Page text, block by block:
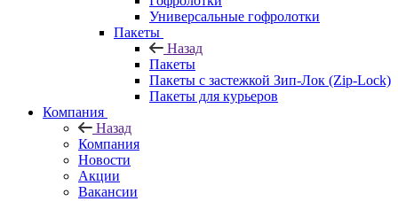
Универсальные гофролотки
Пакеты
Назад
Пакеты
Пакеты с застежкой Зип-Лок (Zip-Lock)
Пакеты для курьеров
Компания
Назад
Компания
Новости
Акции
Вакансии